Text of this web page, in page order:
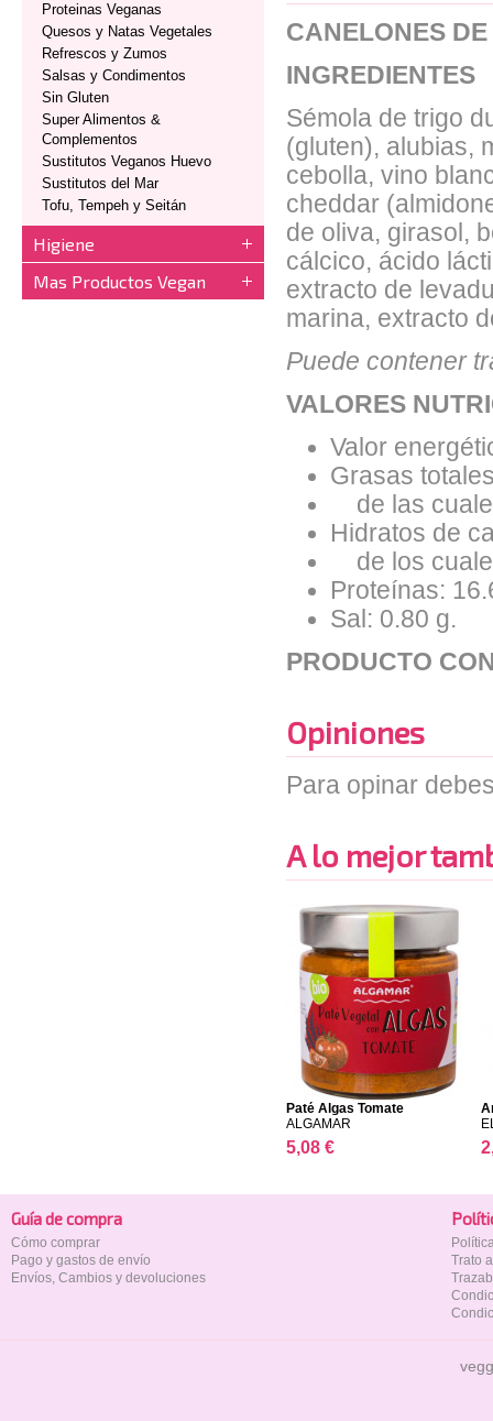
Proteinas Veganas
Quesos y Natas Vegetales
Refrescos y Zumos
Salsas y Condimentos
Sin Gluten
Super Alimentos &
Complementos
Sustitutos Veganos Huevo
Sustitutos del Mar
Tofu, Tempeh y Seitán
Higiene
Mas Productos Vegan
CANELONES
INGREDIENTES
Sémola de trigo
(gluten), alubias,
cebolla, vino
cheddar
de oliva, girasol,
cálcico, ácido
extracto de
marina, extracto
Puede contener
VALORES
Valor
Grasas
de las
Hidratos de
de los
Proteínas:
Sal: 0.80 g.
PRODUCTO
Opiniones
Para opinar
A lo mejor
Paté Algas Tomate
ALGAMAR
5,08 €
Guía de compra
Cómo comprar
Pago y gastos de envío
Envíos, Cambios y devoluciones
Trato